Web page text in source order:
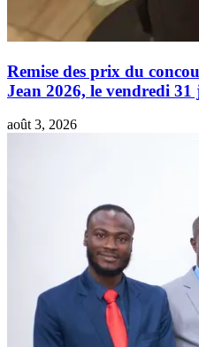
Remise des prix du
Jean 2026, le vendredi
août 3, 2026